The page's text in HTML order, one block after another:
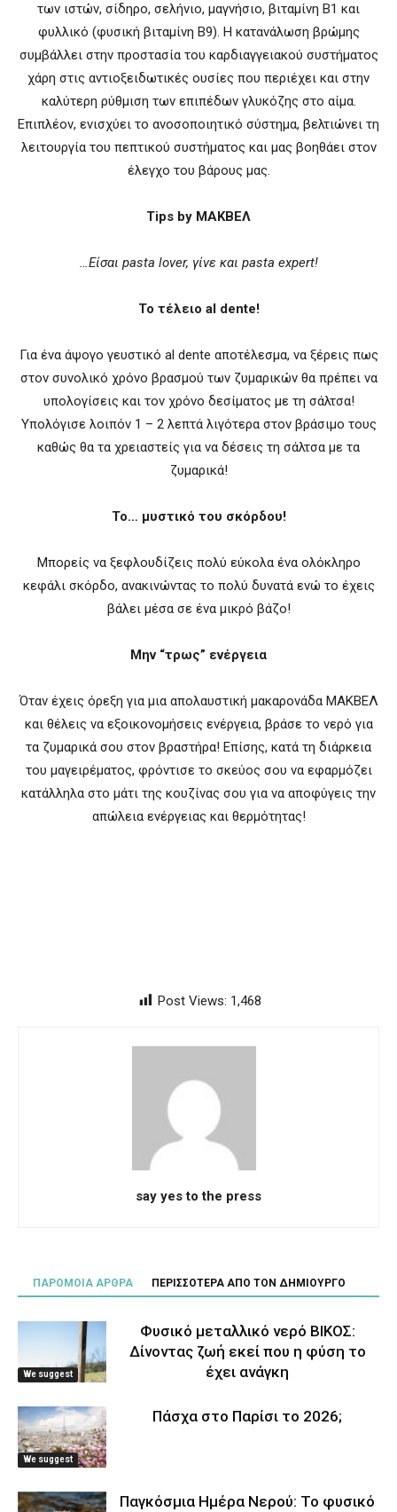
των ιστών, σίδηρο, σελήνιο, μαγνήσιο, βιταμίνη Β1 και
φυλλικό (φυσική βιταμίνη Β9). Η κατανάλωση βρώμης
συμβάλλει στην προστασία του καρδιαγγειακού συστήματος
χάρη στις αντιοξειδωτικές ουσίες που περιέχει και στην
καλύτερη ρύθμιση των επιπέδων γλυκόζης στο αίμα.
Επιπλέον, ενισχύει το ανοσοποιητικό σύστημα, βελτιώνει τη
λειτουργία του πεπτικού συστήματος και μας βοηθάει στον
έλεγχο του βάρους μας.
Τips by ΜΑΚΒΕΛ
…Είσαι pasta lover, γίνε και pasta expert!
Το τέλειο al dente!
Για ένα άψογο γευστικό al dente αποτέλεσμα, να ξέρεις πως
στον συνολικό χρόνο βρασμού των ζυμαρικών θα πρέπει να
υπολογίσεις και τον χρόνο δεσίματος με τη σάλτσα!
Υπολόγισε λοιπόν 1 – 2 λεπτά λιγότερα στον βράσιμο τους
καθώς θα τα χρειαστείς για να δέσεις τη σάλτσα με τα
ζυμαρικά!
Το… μυστικό του σκόρδου!
Μπορείς να ξεφλουδίζεις πολύ εύκολα ένα ολόκληρο
κεφάλι σκόρδο, ανακινώντας το πολύ δυνατά ενώ το έχεις
βάλει μέσα σε ένα μικρό βάζο!
Μην “τρως” ενέργεια
Όταν έχεις όρεξη για μια απολαυστική μακαρονάδα ΜΑΚΒΕΛ
και θέλεις να εξοικονομήσεις ενέργεια, βράσε το νερό για
τα ζυμαρικά σου στον βραστήρα! Επίσης, κατά τη διάρκεια
του μαγειρέματος, φρόντισε το σκεύος σου να εφαρμόζει
κατάλληλα στο μάτι της κουζίνας σου για να αποφύγεις την
απώλεια ενέργειας και θερμότητας!
Post Views: 1,468
say yes to the press
ΠΑΡΟΜΟΙΑ ΑΡΘΡΑ ΠΕΡΙΣΣΟΤΕΡΑ ΑΠΟ ΤΟΝ ΔΗΜΙΟΥΡΓΟ
We suggest
Φυσικό μεταλλικό νερό ΒΙΚΟΣ:
Δίνοντας ζωή εκεί που η φύση το
έχει ανάγκη
We suggest
Πάσχα στο Παρίσι το 2026;
Παγκόσμια Ημέρα Νερού: Το φυσικό